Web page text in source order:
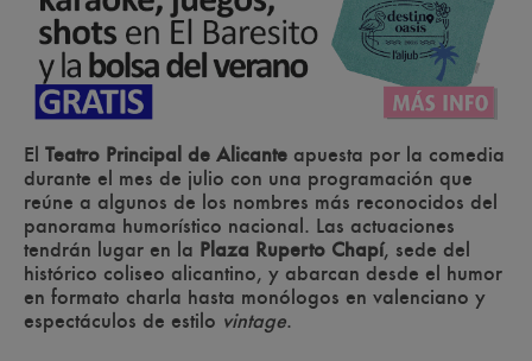
El Teatro Principal de Alicante apuesta por la comedia
durante el mes de julio con una programación que
reúne a algunos de los nombres más reconocidos del
panorama humorístico nacional. Las actuaciones
tendrán lugar en la Plaza Ruperto Chapí, sede del
histórico coliseo alicantino, y abarcan desde el humor
en formato charla hasta monólogos en valenciano y
espectáculos de estilo vintage.